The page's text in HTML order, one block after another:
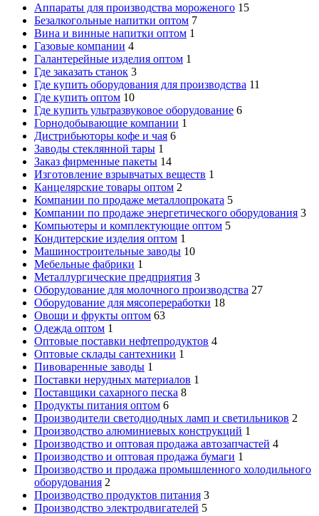
Аппараты для производства мороженого 15
Безалкогольные напитки оптом 7
Вина и винные напитки оптом 1
Газовые компании 4
Галантерейные изделия оптом 1
Где заказать станок 3
Где купить оборудования для производства 11
Где купить оптом 10
Где купить ультразвуковое оборудование 6
Горнодобывающие компании 1
Дистрибьюторы кофе и чая 6
Заводы стеклянной тары 1
Заказ фирменные пакеты 14
Изготовление взрывчатых веществ 1
Канцелярские товары оптом 2
Компании по продаже металлопроката 5
Компании по продаже энергетического оборудования 3
Компьютеры и комплектующие оптом 5
Кондитерские изделия оптом 1
Машиностроительные заводы 10
Мебельные фабрики 1
Металлургические предприятия 3
Оборудование для молочного производства 27
Оборудование для мясопереработки 18
Овощи и фрукты оптом 63
Одежда оптом 1
Оптовые поставки нефтепродуктов 4
Оптовые склады сантехники 1
Пивоваренные заводы 1
Поставки нерудных материалов 1
Поставщики сахарного песка 8
Продукты питания оптом 6
Производители светодиодных ламп и светильников 2
Производство алюминиевых конструкций 1
Производство и оптовая продажа автозапчастей 4
Производство и оптовая продажа бумаги 1
Производство и продажа промышленного холодильного
оборудования 2
Производство продуктов питания 3
Производство электродвигателей 5